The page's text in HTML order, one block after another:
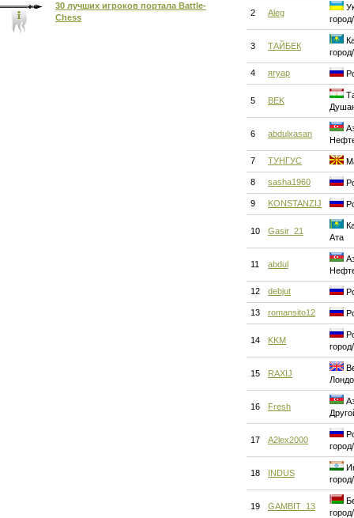
30 лучших игроков портала Battle-
Chess
2 Aleg
3 ТАЙБЕК
4 ягуар
5 BEK
6 abdulxasan
7 ТУНГУС
8 sasha1960
9 KONSTANZIJ
10 Gasir_21
Ата
11 abdul
12 debjut
13 romansito12
14 KKM
15 RAXIJ
16 Fresh
17 A2lex2000
18 INDUS
19 GAMBIT_13